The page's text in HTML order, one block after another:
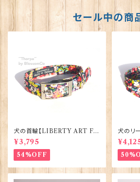
セール中の商
犬の首輪【LIBERTY ART FA
BRIC=Thorpe】BlossomCo
90295
¥3,795
54%OFF
犬のリ
o